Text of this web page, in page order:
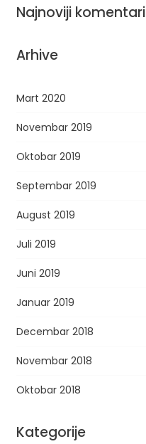
Najnoviji komentari
Arhive
Mart 2020
Novembar 2019
Oktobar 2019
Septembar 2019
August 2019
Juli 2019
Juni 2019
Januar 2019
Decembar 2018
Novembar 2018
Oktobar 2018
Kategorije